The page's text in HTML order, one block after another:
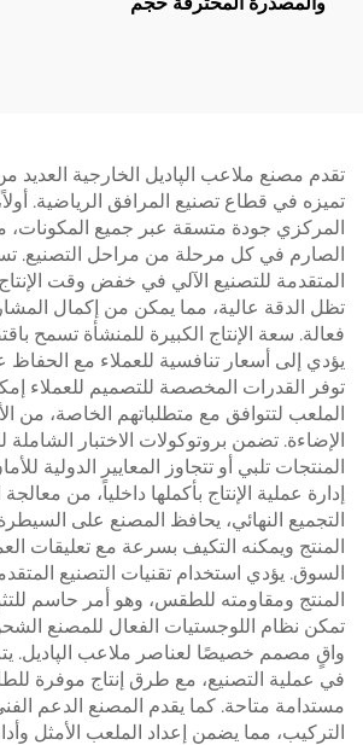
تقدم مصنع ملاعب الپاديل الخارجية العديد من
تميزه في قطاع تصنيع المرافق الرياضية.
المركزي جودة متسقة عبر جميع المكونات،
الصارم في كل مرحلة من مراحل التصنيع.
المتقدمة للتصنيع الآلي في خفض وقت
تظل الدقة عالية، مما يمكن من إكمال
فعالة. سعة الإنتاج الكبيرة للمنشأة تسمح
يؤدي إلى أسعار تنافسية للعملاء مع الحفاظ
توفر القدرات المخصصة للتصميم للعملاء
الملعب لتتوافق مع متطلباتهم الخاصة، من
الإضاءة. تضمن بروتوكولات الاختبار
المنتجات تلبي أو تتجاوز المعايير الدولية
إدارة عملية الإنتاج بأكملها داخلياً، من
التجميع النهائي، يحافظ المصنع على
المنتج ويمكنه التكيف بسرعة مع تعليقات
السوق. يؤدي استخدام تقنيات التصنيع
المنتج ومقاومته للطقس، وهو أمر حاسم
تمكن نظام اللوجستيات الفعال للمصنع
واقٍ مصمم خصيصًا لعناصر ملاعب الپاديل.
في عملية التصنيع، مع طرق إنتاج موفرة
مستدامة متاحة. كما يقدم المصنع الدعم
التركيب، مما يضمن إعداد الملعب الأمثل